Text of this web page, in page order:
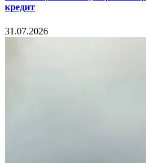
кредит
31.07.2026